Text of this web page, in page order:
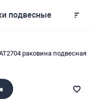
подвесные
раковина подвесная